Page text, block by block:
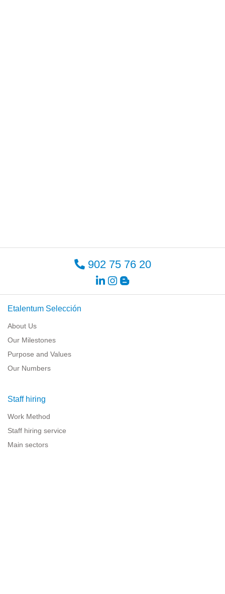
902 75 76 20
Etalentum Selección
About Us
Our Milestones
Purpose and Values
Our Numbers
Staff hiring
Work Method
Staff hiring service
Main sectors